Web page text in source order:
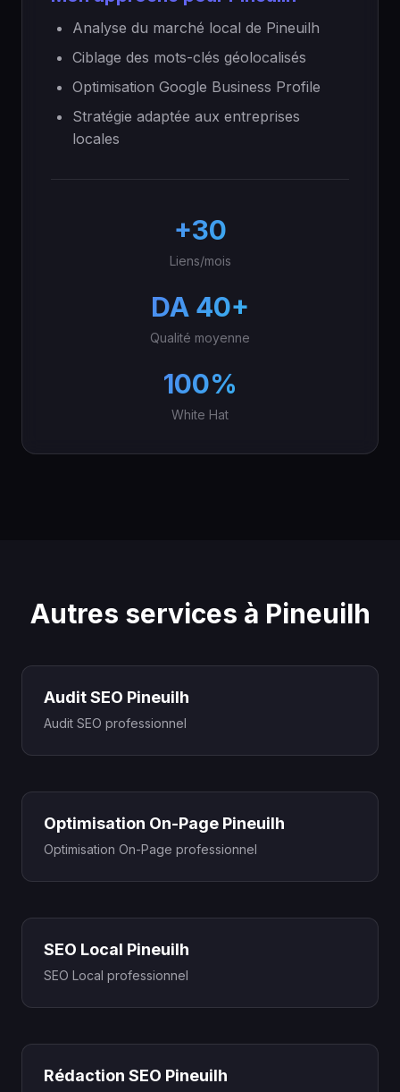
Analyse du marché local de Pineuilh
Ciblage des mots-clés géolocalisés
Optimisation Google Business Profile
Stratégie adaptée aux entreprises
locales
+30
Liens/mois
DA 40+
Qualité moyenne
100%
White Hat
Autres services à Pineuilh
Audit SEO Pineuilh
Audit SEO professionnel
Optimisation On-Page Pineuilh
Optimisation On-Page professionnel
SEO Local Pineuilh
SEO Local professionnel
Rédaction SEO Pineuilh